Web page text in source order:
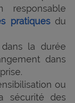
pratiquesdu
la durée
dans
ou
sécurité des